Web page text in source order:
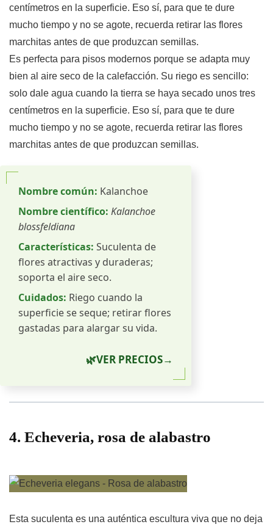
centímetros en la superficie. Eso sí, para que te dure
mucho tiempo y no se agote, recuerda retirar las flores
marchitas antes de que produzcan semillas.
Es perfecta para pisos modernos porque se adapta muy
bien al aire seco de la calefacción. Su riego es sencillo:
solo dale agua cuando la tierra se haya secado unos tres
centímetros en la superficie. Eso sí, para que te dure
mucho tiempo y no se agote, recuerda retirar las flores
marchitas antes de que produzcan semillas.
Nombre común: Kalanchoe
Nombre científico: Kalanchoe
blossfeldiana
Características: Suculenta de
flores atractivas y duraderas;
soporta el aire seco.
Cuidados: Riego cuando la
superficie se seque; retirar flores
gastadas para alargar su vida.
🌿VER PRECIOS→
4. Echeveria, rosa de alabastro
Esta suculenta es una auténtica escultura viva que no deja